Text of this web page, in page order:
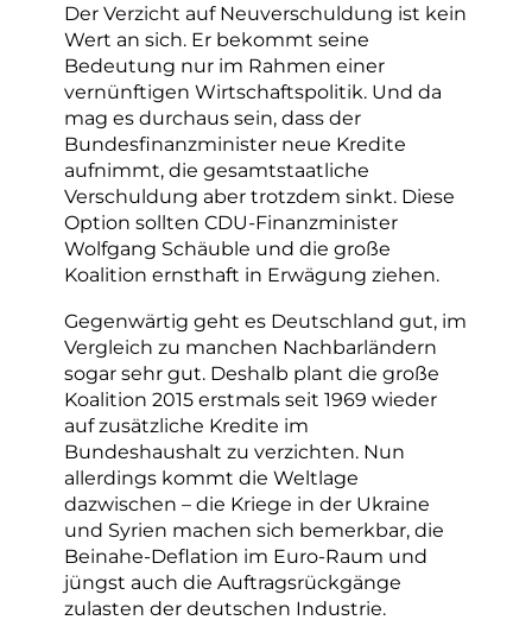
Der Verzicht auf Neuverschuldung ist kein
Wert an sich. Er bekommt seine
Bedeutung nur im Rahmen einer
vernünftigen Wirtschaftspolitik. Und da
mag es durchaus sein, dass der
Bundesfinanzminister neue Kredite
aufnimmt, die gesamtstaatliche
Verschuldung aber trotzdem sinkt. Diese
Option sollten CDU-Finanzminister
Wolfgang Schäuble und die große
Koalition ernsthaft in Erwägung ziehen.
Gegenwärtig geht es Deutschland gut, im
Vergleich zu manchen Nachbarländern
sogar sehr gut. Deshalb plant die große
Koalition 2015 erstmals seit 1969 wieder
auf zusätzliche Kredite im
Bundeshaushalt zu verzichten. Nun
allerdings kommt die Weltlage
dazwischen – die Kriege in der Ukraine
und Syrien machen sich bemerkbar, die
Beinahe-Deflation im Euro-Raum und
jüngst auch die Auftragsrückgänge
zulasten der deutschen Industrie.